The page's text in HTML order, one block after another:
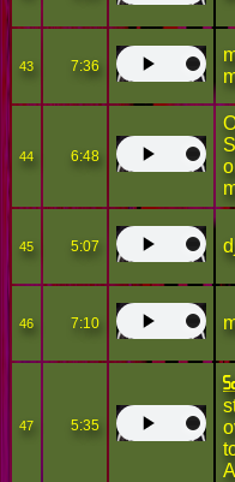
43 7:36
44 6:48
45 5:07
46 7:10
47 5:35